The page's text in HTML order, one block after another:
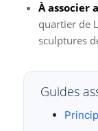
À associer
quartier de
sculptures
Guides